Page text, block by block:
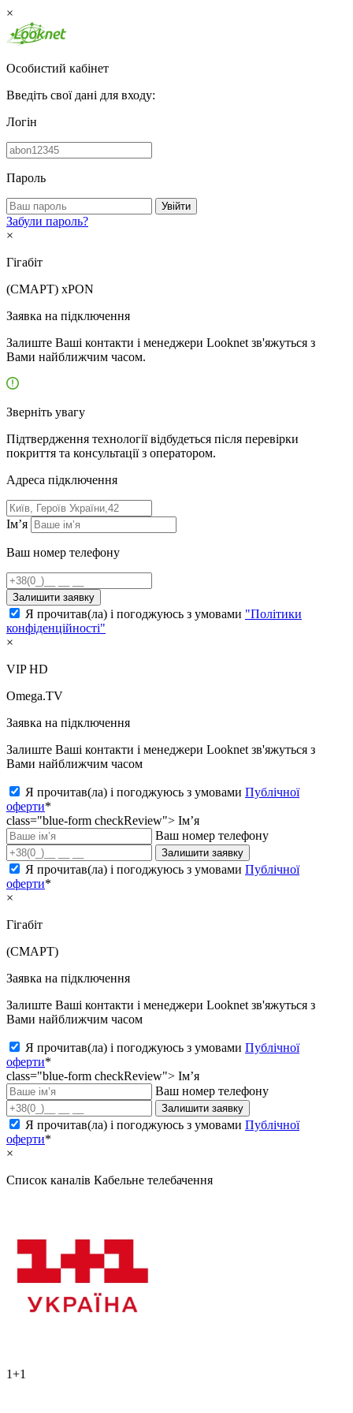
×
Особистий кабінет
Введіть свої дані для входу:
Логін
Пароль
Увійти
Забули пароль?
×
Гігабіт
(СМАРТ) xPON
Заявка на підключення
Залиште Ваші контакти і менеджери Looknet зв'яжуться з
Вами найближчим часом.
Зверніть увагу
Підтвердження технології відбудеться після перевірки
покриття та консультації з оператором.
Адресa підключення
Ім’я
Ваш номер телефону
Залишити заявку
Я прочитав(ла) і погоджуюсь з умовами "Політики
конфіденційності"
×
VIP HD
Omega.TV
Заявка на підключення
Залиште Ваші контакти і менеджери Looknet зв'яжуться з
Вами найближчим часом
Я прочитав(ла) і погоджуюсь з умовами Публічної
оферти*
class="blue-form checkReview"> Ім’я
Ваш номер телефону
Залишити заявку
Я прочитав(ла) і погоджуюсь з умовами Публічної
оферти*
×
Гігабіт
(СМАРТ)
Заявка на підключення
Залиште Ваші контакти і менеджери Looknet зв'яжуться з
Вами найближчим часом
Я прочитав(ла) і погоджуюсь з умовами Публічної
оферти*
class="blue-form checkReview"> Ім’я
Ваш номер телефону
Залишити заявку
Я прочитав(ла) і погоджуюсь з умовами Публічної
оферти*
×
Список каналів Кабельне телебачення
1+1